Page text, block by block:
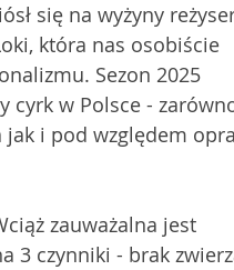
się na wyżyny
która nas osobiście
Sezon 2025
cyrk w Polsce -
i pod względem
zauważalna jest
3 czynniki - brak